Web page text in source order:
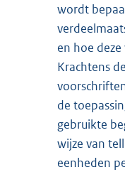
wordt
en hoe
Krachtens
de
gebruikte
wijze van
eenheden